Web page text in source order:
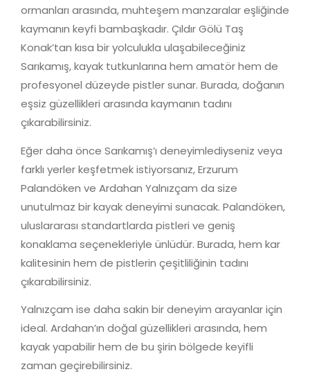
ormanları arasında, muhteşem manzaralar eşliğinde
kaymanın keyfi bambaşkadır. Çıldır Gölü Taş
Konak’tan kısa bir yolculukla ulaşabileceğiniz
Sarıkamış, kayak tutkunlarına hem amatör hem de
profesyonel düzeyde pistler sunar. Burada, doğanın
eşsiz güzellikleri arasında kaymanın tadını
çıkarabilirsiniz.
Eğer daha önce Sarıkamış’ı deneyimlediyseniz veya
farklı yerler keşfetmek istiyorsanız, Erzurum
Palandöken ve Ardahan Yalnızçam da size
unutulmaz bir kayak deneyimi sunacak. Palandöken,
uluslararası standartlarda pistleri ve geniş
konaklama seçenekleriyle ünlüdür. Burada, hem kar
kalitesinin hem de pistlerin çeşitliliğinin tadını
çıkarabilirsiniz.
Yalnızçam ise daha sakin bir deneyim arayanlar için
ideal. Ardahan’ın doğal güzellikleri arasında, hem
kayak yapabilir hem de bu şirin bölgede keyifli
zaman geçirebilirsiniz.